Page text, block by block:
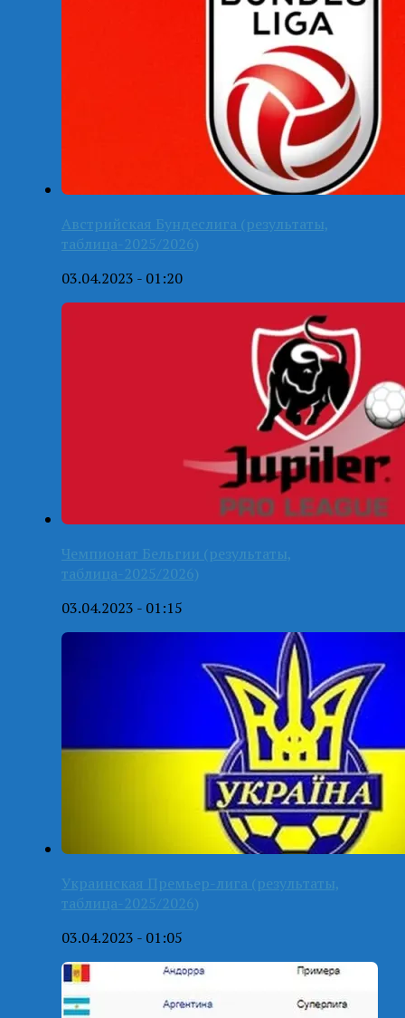
Австрийская Бундеслига (результаты,
таблица-2025/2026)
03.04.2023 - 01:20
Чемпионат Бельгии (результаты,
таблица-2025/2026)
03.04.2023 - 01:15
Украинская Премьер-лига (результаты,
таблица-2025/2026)
03.04.2023 - 01:05